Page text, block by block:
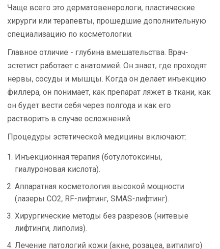
Чаще всего это дерматовенерологи, пластические
хирурги или терапевты, прошедшие дополнительную
специализацию по косметологии.
Главное отличие - глубина вмешательства. Врач-
эстетист работает с анатомией. Он знает, где проходят
нервы, сосуды и мышцы. Когда он делает инъекцию
филлера, он понимает, как препарат ляжет в ткани, как
он будет вести себя через полгода и как его
растворить в случае осложнений.
Процедуры эстетической медицины включают:
Инъекционная терапия (ботулотоксины,
гиалуроновая кислота).
Аппаратная косметология высокой мощности
(лазеры CO2, RF-лифтинг, SMAS-лифтинг).
Хирургические методы без разрезов (нитевые
лифтинги, липолиз).
Лечение патологий кожи (акне, розацеа, витилиго)